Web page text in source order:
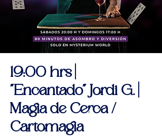
19:00 hrs |
"Encantado" Jordi G. |
Magia de Cerca /
Cartomagia